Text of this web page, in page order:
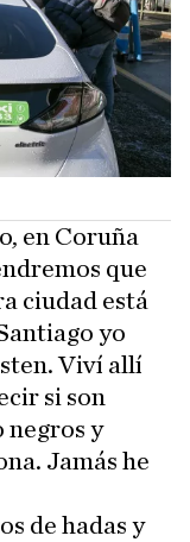
en Coruña
que
ciudad está
yo
Viví allí
si son
negros y
Jamás he
de hadas y